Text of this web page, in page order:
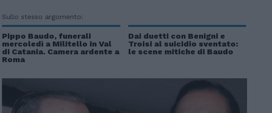
Sullo stesso argomento:
Pippo Baudo, funerali
mercoledì a Militello in Val
di Catania. Camera ardente a
Roma
Dai duetti con Benigni e
Troisi al suicidio sventato:
le scene mitiche di Baudo